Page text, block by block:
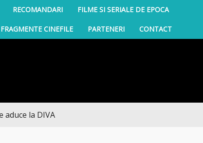
RECOMANDARI FILME SI SERIALE DE EPOCA
FRAGMENTE CINEFILE PARTENERI CONTACT
la DIVA